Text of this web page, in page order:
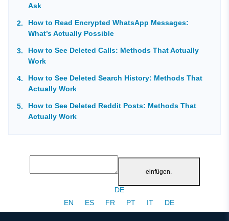
Ask
How to Read Encrypted WhatsApp Messages:
What’s Actually Possible
How to See Deleted Calls: Methods That Actually
Work
How to See Deleted Search History: Methods That
Actually Work
How to See Deleted Reddit Posts: Methods That
Actually Work
einfügen.
DE
EN
ES FR PT IT DE